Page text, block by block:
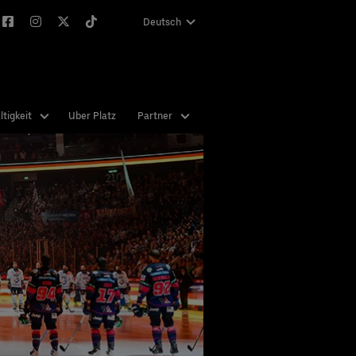
Uber Platz Partner
Deutsch
Sie